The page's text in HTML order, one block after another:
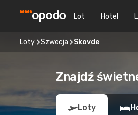
Lot Hotel
Loty Szwecja Skovde
Znajdź
Loty